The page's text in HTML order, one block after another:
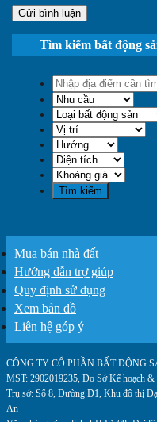
Tìm kiếm bất động
Mua bán nhà đất
Hướng dẫn trợ giúp
Quy định sử dụng
Xem bản đồ
Liên hệ góp ý
CÔNG TY CỔ PHẦN BẤT ĐỘNG
MST: 2902019235, Do Sở Kế hoạch
Trụ sở: Số 8, Đường D1, Khu đô thị
An